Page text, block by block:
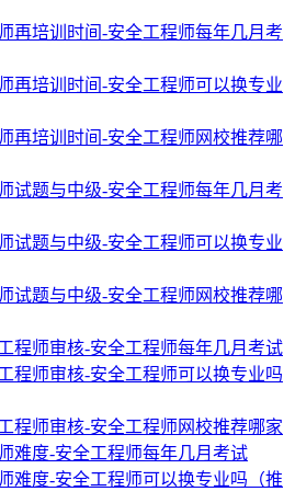
再培训时间-安全工程师每年几月考
再培训时间-安全工程师可以换专业
再培训时间-安全工程师网校推荐哪
试题与中级-安全工程师每年几月考
试题与中级-安全工程师可以换专业
试题与中级-安全工程师网校推荐哪
程师审核-安全工程师每年几月考试
程师审核-安全工程师可以换专业吗
程师审核-安全工程师网校推荐哪家
难度-安全工程师每年几月考试
难度-安全工程师可以换专业吗（推